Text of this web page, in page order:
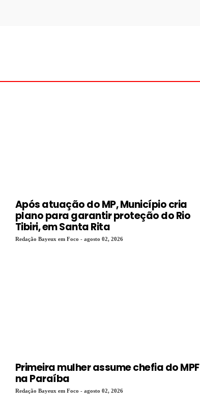
Após atuação do MP, Município cria
plano para garantir proteção do Rio
Tibiri, em Santa Rita
Redação Bayeux em Foco - agosto 02, 2026
Primeira mulher assume chefia do MPF
na Paraíba
Redação Bayeux em Foco - agosto 02, 2026